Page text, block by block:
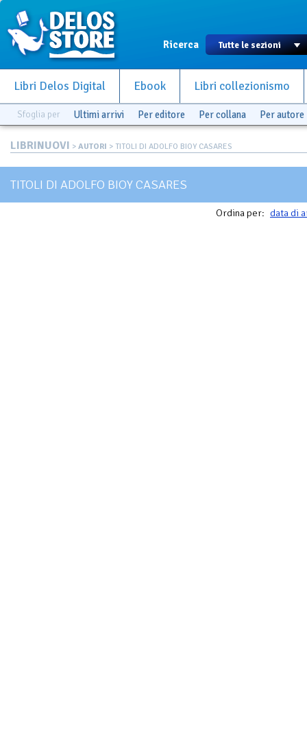
Ricerca
Libri Delos Digital Ebook Libri collezionismo
Sfoglia per Ultimi arrivi Per editore Per collana Per autore
LIBRINUOVI > AUTORI > TITOLI DI ADOLFO BIOY CASARES
TITOLI DI ADOLFO BIOY CASARES
Ordina per: data di